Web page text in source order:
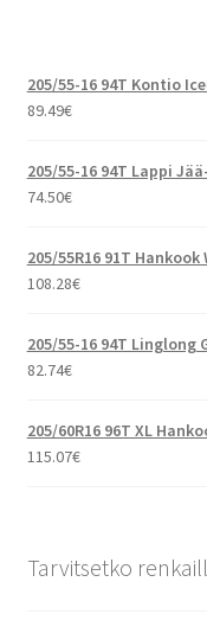
205/55-16 94T Kontio
89.49€
205/55-16 94T Lappi
74.50€
205/55R16 91T Hankook
108.28€
205/55-16 94T Linglong
82.74€
205/60R16 96T XL
115.07€
Tarvitsetko